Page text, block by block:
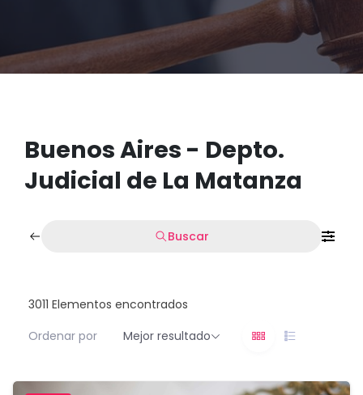
Buenos Aires - Depto.
Judicial de La Matanza
Buscar
3011 Elementos encontrados
Ordenar por
Mejor resultado